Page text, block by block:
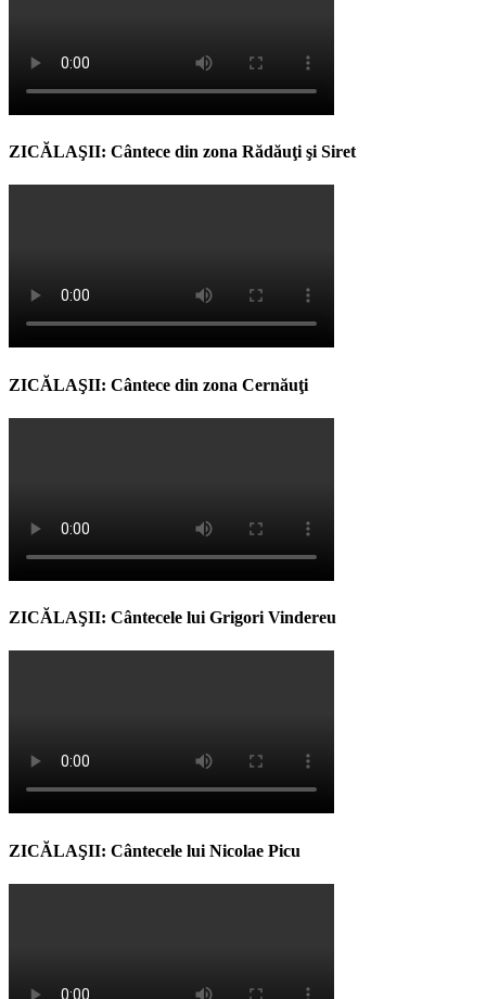
ZICĂLAŞII: Cântece din zona Rădăuţi şi Siret
ZICĂLAŞII: Cântece din zona Cernăuţi
ZICĂLAŞII: Cântecele lui Grigori Vindereu
ZICĂLAŞII: Cântecele lui Nicolae Picu